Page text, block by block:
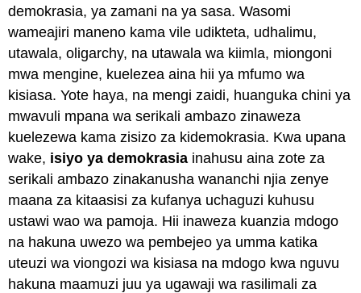
demokrasia, ya zamani na ya sasa. Wasomi
wameajiri maneno kama vile udikteta, udhalimu,
utawala, oligarchy, na utawala wa kiimla, miongoni
mwa mengine, kuelezea aina hii ya mfumo wa
kisiasa. Yote haya, na mengi zaidi, huanguka chini ya
mwavuli mpana wa serikali ambazo zinaweza
kuelezewa kama zisizo za kidemokrasia. Kwa upana
wake, isiyo ya demokrasia inahusu aina zote za
serikali ambazo zinakanusha wananchi njia zenye
maana za kitaasisi za kufanya uchaguzi kuhusu
ustawi wao wa pamoja. Hii inaweza kuanzia mdogo
na hakuna uwezo wa pembejeo ya umma katika
uteuzi wa viongozi wa kisiasa na mdogo kwa nguvu
hakuna maamuzi juu ya ugawaji wa rasilimali za